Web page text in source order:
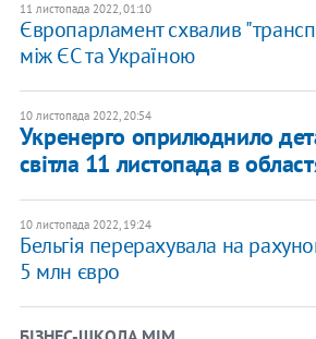
11 листопада 2022, 01:10
Європарламент схвалив
між ЄС та Україною
10 листопада 2022, 20:54
Укренерго оприлюднило
світла 11 листопада в
10 листопада 2022, 19:24
Бельгія перерахувала на
5 млн євро